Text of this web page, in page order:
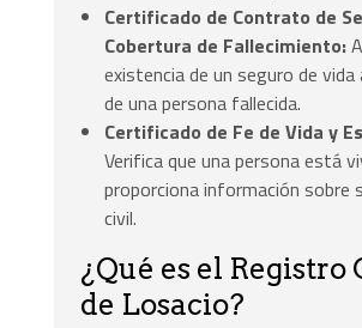
Certificado de Contrato de
Cobertura de Fallecimiento:
existencia de un seguro de vida
de una persona fallecida.
Certificado de Fe de Vida y
Verifica que una persona está
proporciona información sobre
civil.
¿Qué es el Registro
de Losacio?